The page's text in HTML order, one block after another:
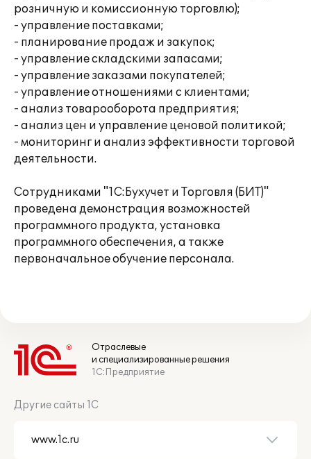
розничную и комиссионную торговлю);
- управление поставками;
- планирование продаж и закупок;
- управление складскими запасами;
- управление заказами покупателей;
- управление отношениями с клиентами;
- анализ товарооборота предприятия;
- анализ цен и управление ценовой политикой;
- мониторинг и анализ эффективности торговой
деятельности.
Сотрудниками "1С:Бухучет и Торговля (БИТ)"
проведена демонстрация возможностей
программного продукта, установка
программного обеспечения, а также
первоначальное обучение персонала.
Отраслевые
и специализированные решения
1С:Предприятие
Другие сайты 1С